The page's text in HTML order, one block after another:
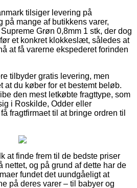
tilsiger levering på
mange af butikkens varer,
Grøn 0,8mm 1 stk, der dog
et konkret klokkeslæt, således at
at få varerne ekspederet forinden
tilbyder gratis levering, men
at du køber for et bestemt beløb.
den mest letkøbte fragttype, som
i Roskilde, Odder eller
fragtfirmaet til at bringe ordren til
at finde frem til de bedste priser
nettet, og på grund af dette har de
fundet det uundgåeligt at
på deres varer – til babyer og